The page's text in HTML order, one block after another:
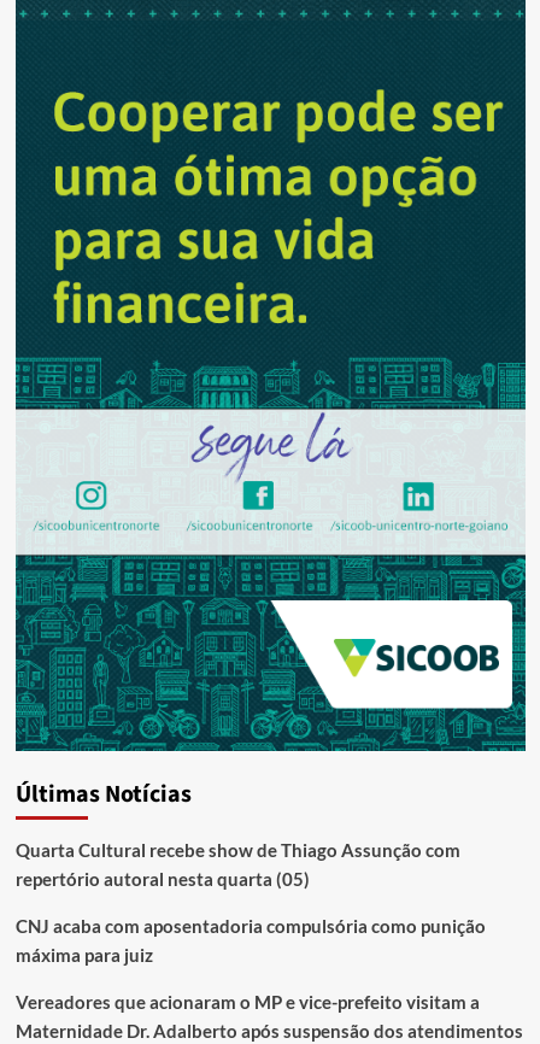
Últimas Notícias
Quarta Cultural recebe show de Thiago Assunção com
repertório autoral nesta quarta (05)
CNJ acaba com aposentadoria compulsória como punição
máxima para juiz
Vereadores que acionaram o MP e vice-prefeito visitam a
Maternidade Dr. Adalberto após suspensão dos atendimentos